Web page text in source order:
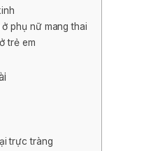
phụ nữ mang thai
trẻ em
trực tràng